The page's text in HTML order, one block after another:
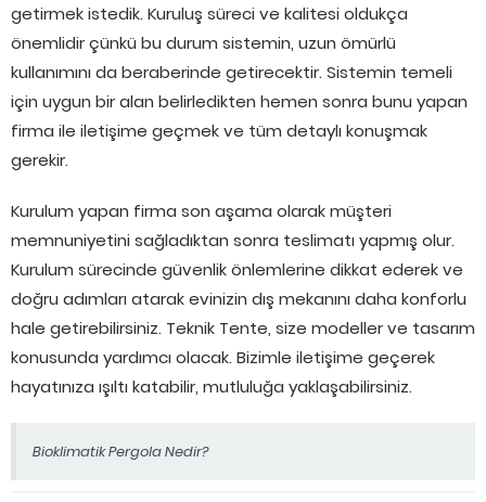
getirmek istedik. Kuruluş süreci ve kalitesi oldukça
önemlidir çünkü bu durum sistemin, uzun ömürlü
kullanımını da beraberinde getirecektir. Sistemin temeli
için uygun bir alan belirledikten hemen sonra bunu yapan
firma ile iletişime geçmek ve tüm detaylı konuşmak
gerekir.
Kurulum yapan firma son aşama olarak müşteri
memnuniyetini sağladıktan sonra teslimatı yapmış olur.
Kurulum sürecinde güvenlik önlemlerine dikkat ederek ve
doğru adımları atarak evinizin dış mekanını daha konforlu
hale getirebilirsiniz. Teknik Tente, size modeller ve tasarım
konusunda yardımcı olacak. Bizimle iletişime geçerek
hayatınıza ışıltı katabilir, mutluluğa yaklaşabilirsiniz.
Bioklimatik Pergola Nedir?